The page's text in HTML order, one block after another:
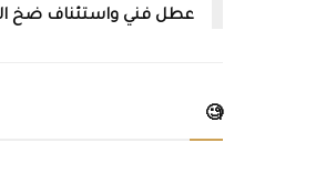
عطل فني واستئناف ضخ المياه لـ20
🧐